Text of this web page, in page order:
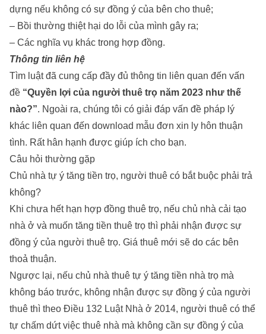
dựng nếu không có sự đồng ý của bên cho thuê;
– Bồi thường thiệt hại do lỗi của mình gây ra;
– Các nghĩa vụ khác trong hợp đồng.
Thông tin liên hệ
Tìm luật đã cung cấp đầy đủ thông tin liên quan đến vấn
đề “Quyền lợi của người thuê trọ năm 2023 như thế
nào?”. Ngoài ra, chúng tôi có giải đáp vấn đề pháp lý
khác liên quan đến download mẫu đơn xin ly hôn thuận
tình. Rất hân hạnh được giúp ích cho bạn.
Câu hỏi thường gặp
Chủ nhà tự ý tăng tiền trọ, người thuê có bắt buộc phải trả
không?
Khi chưa hết hạn hợp đồng thuê trọ, nếu chủ nhà cải tạo
nhà ở và muốn tăng tiền thuê trọ thì phải nhận được sự
đồng ý của người thuê trọ. Giá thuê mới sẽ do các bên
thoả thuận.
Ngược lại, nếu chủ nhà thuê tự ý tăng tiền nhà trọ mà
không báo trước, không nhận được sự đồng ý của người
thuê thì theo Điều 132 Luật Nhà ở 2014, người thuê có thể
tự chấm dứt việc thuê nhà mà không cần sự đồng ý của